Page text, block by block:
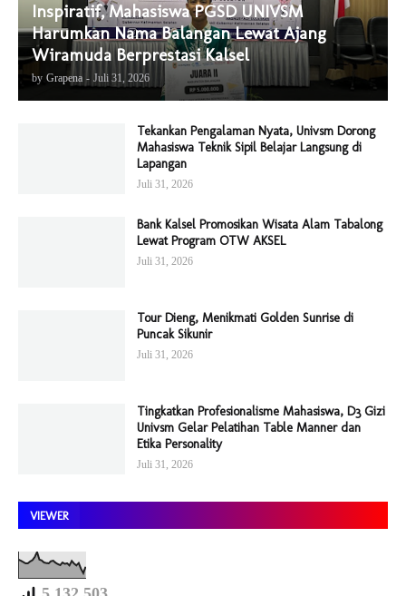
Inspiratif, Mahasiswa PGSD UNIVSM
Harumkan Nama Balangan Lewat Ajang
Wiramuda Berprestasi Kalsel
by Grapena - Juli 31, 2026
Tekankan Pengalaman Nyata, Univsm Dorong
Mahasiswa Teknik Sipil Belajar Langsung di
Lapangan
Juli 31, 2026
Bank Kalsel Promosikan Wisata Alam Tabalong
Lewat Program OTW AKSEL
Juli 31, 2026
Tour Dieng, Menikmati Golden Sunrise di
Puncak Sikunir
Juli 31, 2026
Tingkatkan Profesionalisme Mahasiswa, D3 Gizi
Univsm Gelar Pelatihan Table Manner dan
Etika Personality
Juli 31, 2026
VIEWER